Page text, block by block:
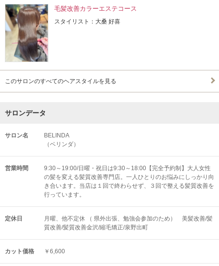
毛髪改善カラーエステコース
スタイリスト：大桑 好喜
このサロンのすべてのヘアスタイルを見る
サロンデータ
サロン名
BELINDA
（ベリンダ）
営業時間
9:30～19:00/日曜・祝日は9:30～18:00【完全予約制】大人女性
の髪を変える髪質改善専門店。一人ひとりのお悩みにしっかり向
き合います。当店は１回で終わらせず、３回で整える髪質改善を
行っています。
定休日
月曜、他不定休 （ 県外出張、勉強会参加のため） 美髪改善/髪
質改善/髪質改善金沢/縮毛矯正/泉野出町
カット価格 ￥6,600